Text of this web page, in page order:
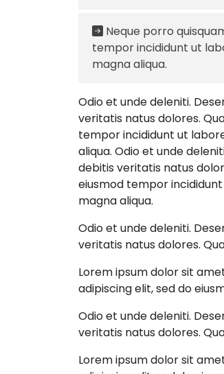
Neque porro
tempor incididunt ut
magna aliqua.
Odio et unde deleniti.
veritatis natus dolores.
tempor incididunt ut
aliqua. Odio et unde
debitis veritatis natus
eiusmod tempor
magna aliqua.
Odio et unde deleniti.
veritatis natus dolores.
Lorem ipsum dolor sit
adipiscing elit, sed do
Odio et unde deleniti.
veritatis natus dolores.
Lorem ipsum dolor sit